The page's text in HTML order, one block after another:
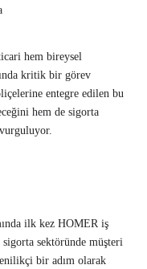
hem bireysel
kritik bir görev
entegre edilen bu
hem de sigorta
ilk kez HOMER iş
sektöründe müşteri
bir adım olarak